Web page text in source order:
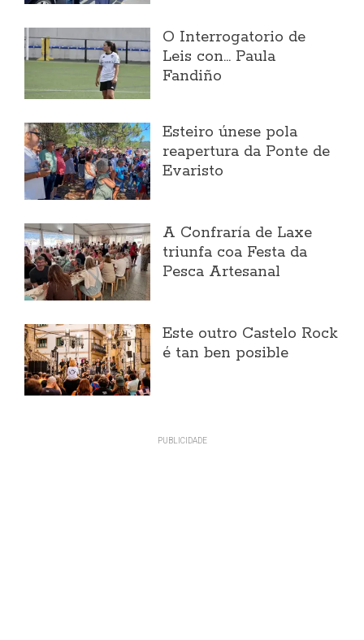
O Interrogatorio de
Leis con... Paula
Fandiño
Esteiro únese pola
reapertura da Ponte de
Evaristo
A Confraría de Laxe
triunfa coa Festa da
Pesca Artesanal
Este outro Castelo Rock
é tan ben posible